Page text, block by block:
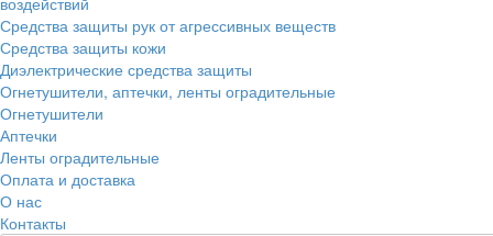
Средства защиты рук от агрессивных веществ
Средства защиты кожи
Диэлектрические средства защиты
Огнетушители, аптечки, ленты оградительные
Огнетушители
Аптечки
Ленты оградительные
Оплата и доставка
О нас
Контакты